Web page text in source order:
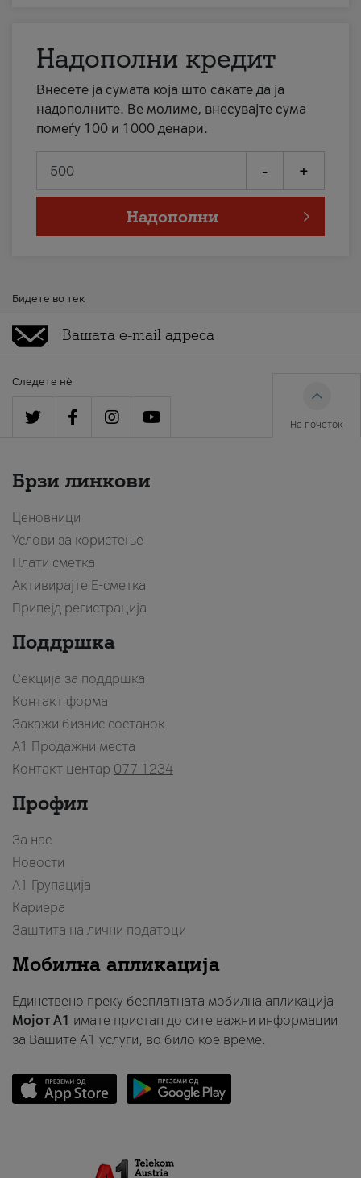
Надополни кредит
Внесете ја сумата која што сакате да ја
надополните. Ве молиме, внесувајте сума
помеѓу 100 и 1000 денари.
- +
Надополни
Бидете во тек
Следете нè
На почеток
Брзи линкови
Ценовници
Услови за користење
Плати сметка
Активирајте Е-сметка
Припејд регистрација
Поддршка
Секција за поддршка
Контакт форма
Закажи бизнис состанок
A1 Продажни места
Контакт центар 077 1234
Профил
За нас
Новости
А1 Групација
Кариера
Заштита на лични податоци
Мобилна апликација
Единствено преку бесплатната мобилна апликација
Мојот A1 имате пристап до сите важни информации
за Вашите A1 услуги, во било кое време.